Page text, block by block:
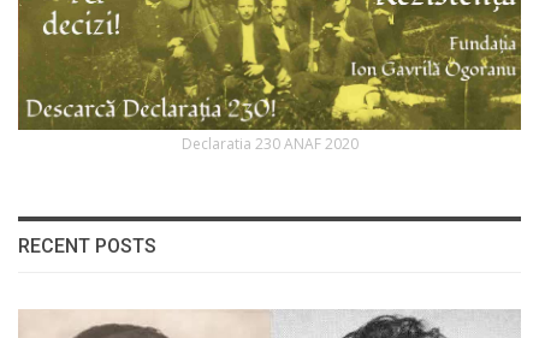
Declaratia 230 ANAF 2020
RECENT POSTS